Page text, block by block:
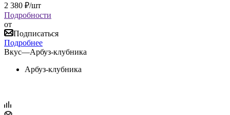
2 380 ₽/шт
Подробности
от
Подписаться
Подробнее
Вкус—Арбуз-клубника
Арбуз-клубника